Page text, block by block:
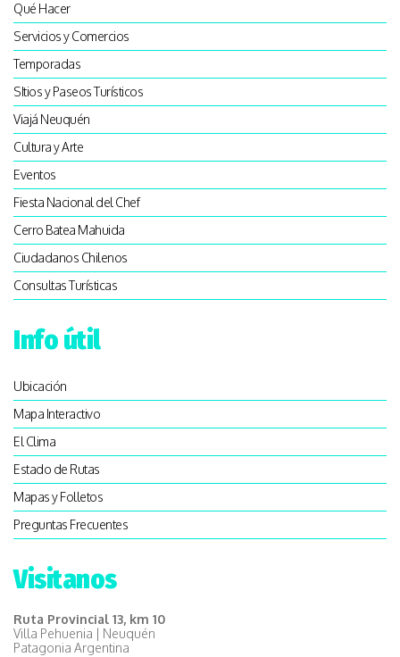
Qué Hacer
Servicios y Comercios
Temporadas
SItios y Paseos Turísticos
Viajá Neuquén
Cultura y Arte
Eventos
Fiesta Nacional del Chef
Cerro Batea Mahuida
Ciudadanos Chilenos
Consultas Turísticas
Info útil
Ubicación
Mapa Interactivo
El Clima
Estado de Rutas
Mapas y Folletos
Preguntas Frecuentes
Visitanos
Ruta Provincial 13, km 10
Villa Pehuenia | Neuquén
Patagonia Argentina